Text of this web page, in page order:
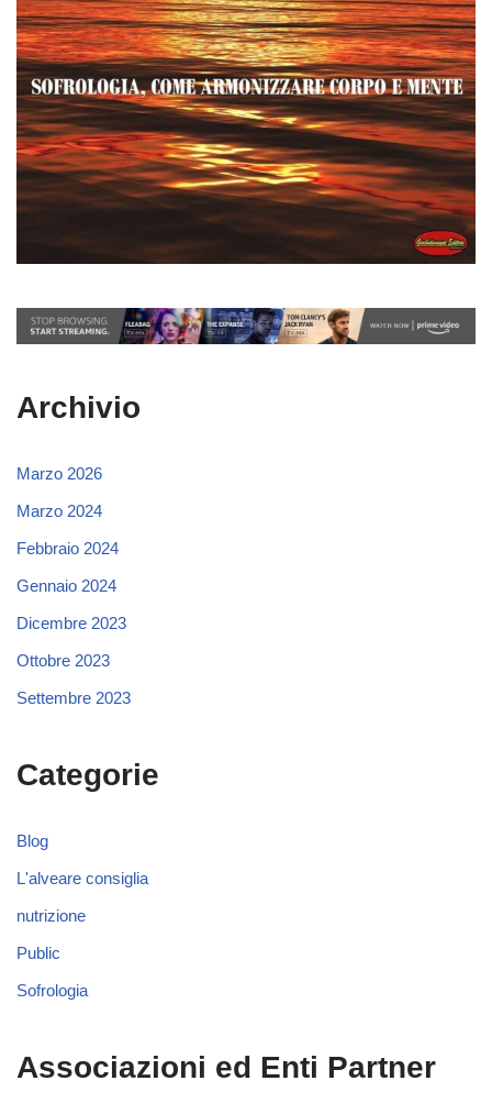
Archivio
Marzo 2026
Marzo 2024
Febbraio 2024
Gennaio 2024
Dicembre 2023
Ottobre 2023
Settembre 2023
Categorie
Blog
L'alveare consiglia
nutrizione
Public
Sofrologia
Associazioni ed Enti Partner